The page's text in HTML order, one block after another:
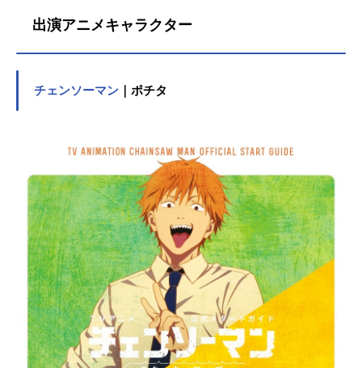
出演アニメキャラクター
チェンソーマン ｜ポチタ